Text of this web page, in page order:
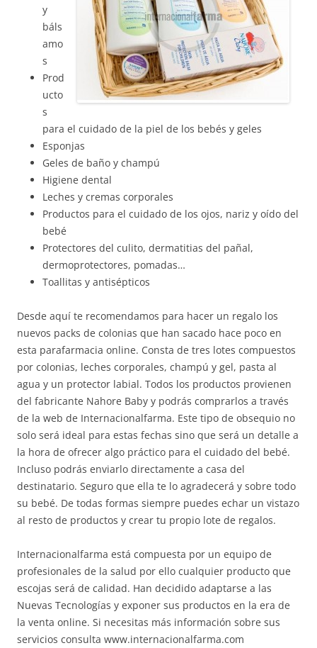
y
báls
amo
s
Prod
ucto
s
para el cuidado de la piel de los bebés y geles
Esponjas
Geles de baño y champú
Higiene dental
Leches y cremas corporales
Productos para el cuidado de los ojos, nariz y oído del
bebé
Protectores del culito, dermatitias del pañal,
dermoprotectores, pomadas…
Toallitas y antisépticos
Desde aquí te recomendamos para hacer un regalo los
nuevos packs de colonias que han sacado hace poco en
esta parafarmacia online. Consta de tres lotes compuestos
por colonias, leches corporales, champú y gel, pasta al
agua y un protector labial. Todos los productos provienen
del fabricante Nahore Baby y podrás comprarlos a través
de la web de Internacionalfarma. Este tipo de obsequio no
solo será ideal para estas fechas sino que será un detalle a
la hora de ofrecer algo práctico para el cuidado del bebé.
Incluso podrás enviarlo directamente a casa del
destinatario. Seguro que ella te lo agradecerá y sobre todo
su bebé. De todas formas siempre puedes echar un vistazo
al resto de productos y crear tu propio lote de regalos.
Internacionalfarma está compuesta por un equipo de
profesionales de la salud por ello cualquier producto que
escojas será de calidad. Han decidido adaptarse a las
Nuevas Tecnologías y exponer sus productos en la era de
la venta online. Si necesitas más información sobre sus
servicios consulta www.internacionalfarma.com